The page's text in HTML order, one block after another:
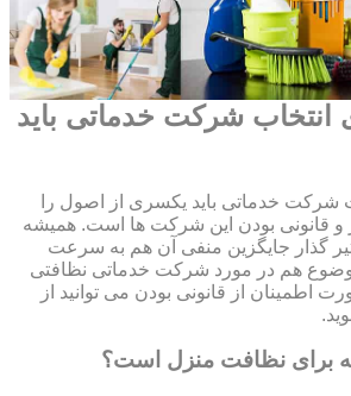
انتخاب شرکت خدماتی باید
شرکت خدماتی باید یکسری از اصول را
و قانونی بودن این شرکت ها است. همیشه
گذار جایگزین منفی آن هم به سرعت
هم در مورد شرکت خدماتی نظافتی
از قانونی بودن می توانید از
برای نظافت منزل است؟